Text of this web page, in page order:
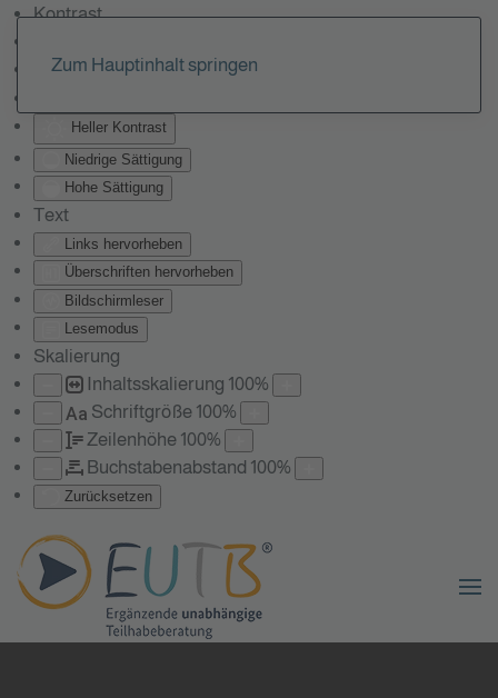
Kontrast
Monochrom
Heller Kontrast
Niedrige Sättigung
Hohe Sättigung
Text
Links hervorheben
Überschriften hervorheben
Bildschirmleser
Lesemodus
Skalierung
Inhaltsskalierung 100%
Aa Schriftgröße 100%
Zeilenhöhe 100%
Buchstabenabstand 100%
Zurücksetzen
Zum Hauptinhalt springen